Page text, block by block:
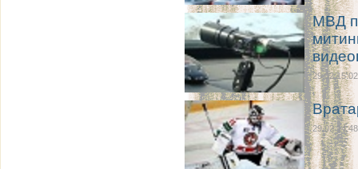
МВД
29.02 15:02
29.02 14:48